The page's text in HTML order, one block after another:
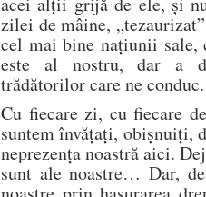
zilei de mâine,
cel mai bine națiunii sale,
este al nostru, dar a
trădătorilor care ne conduc.
Cu fiecare zi, cu fiecare
suntem învățați, obișnuiți,
neprezența noastră aici.
sunt ale noastre… Dar,